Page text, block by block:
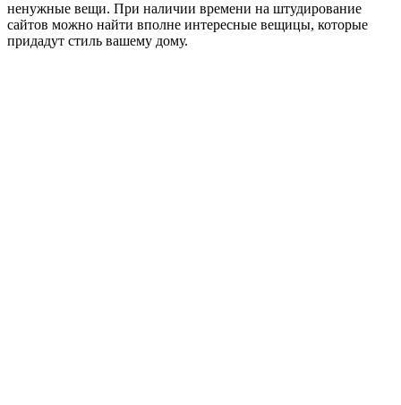
ненужные вещи. При наличии времени на штудирование
сайтов можно найти вполне интересные вещицы, которые
придадут стиль вашему дому.